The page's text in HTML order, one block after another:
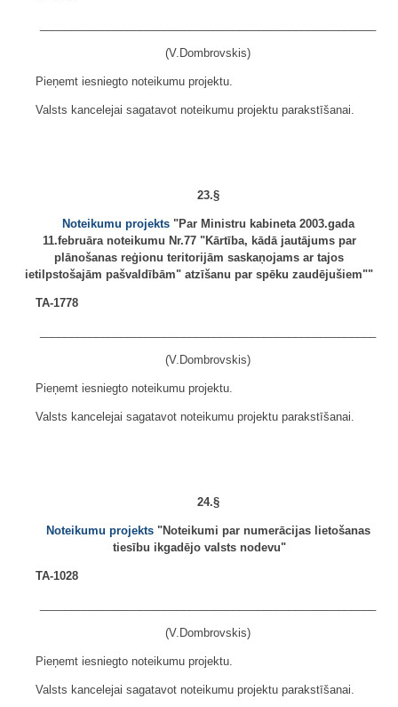
(V.Dombrovskis)
Pieņemt iesniegto noteikumu projektu.
Valsts kancelejai sagatavot noteikumu projektu parakstīšanai.
23.§
Noteikumu projekts"Par Ministru kabineta 2003.gada
11.februāra noteikumu Nr.77 "Kārtība, kādā jautājums par
plānošanas reģionu teritorijām saskaņojams ar tajos
ietilpstošajām pašvaldībām" atzīšanu par spēku zaudējušiem""
TA-1778
(V.Dombrovskis)
Pieņemt iesniegto noteikumu projektu.
Valsts kancelejai sagatavot noteikumu projektu parakstīšanai.
24.§
Noteikumu projekts"Noteikumi par numerācijas lietošanas
tiesību ikgadējo valsts nodevu"
TA-1028
(V.Dombrovskis)
Pieņemt iesniegto noteikumu projektu.
Valsts kancelejai sagatavot noteikumu projektu parakstīšanai.